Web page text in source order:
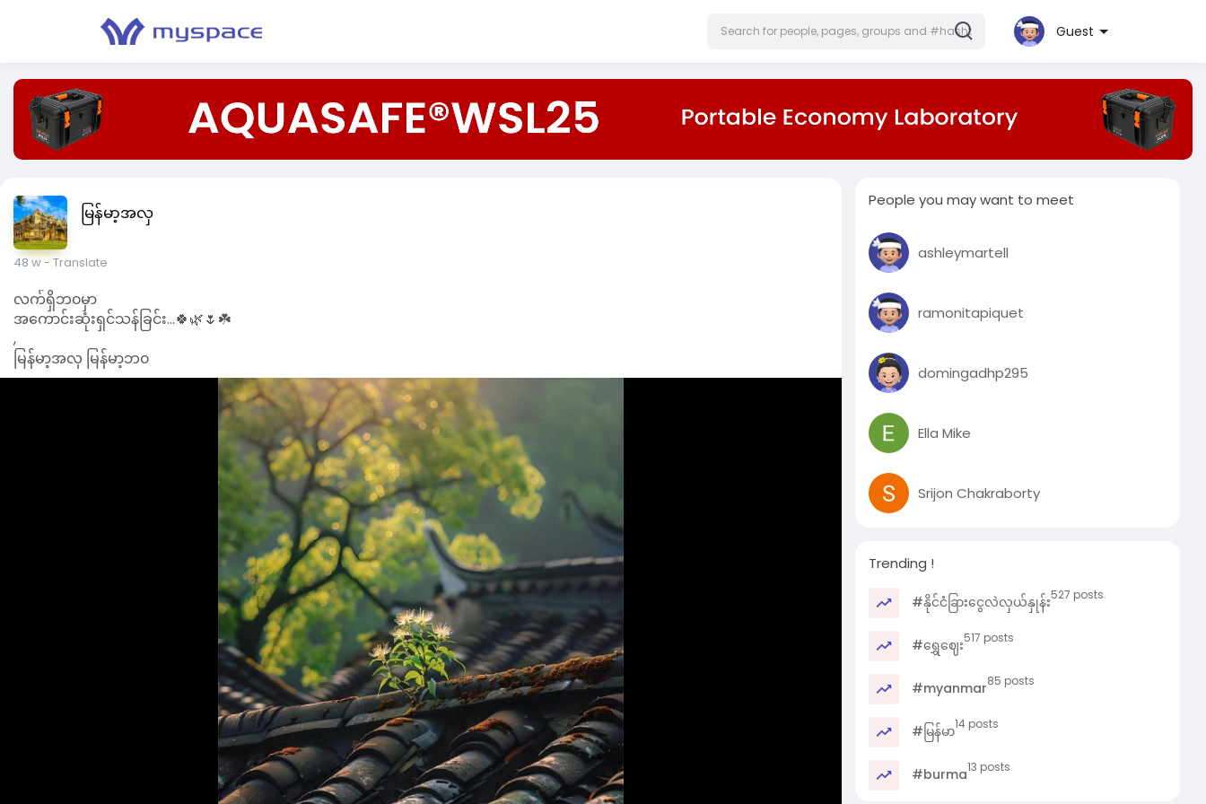
Guest
မြန်မာ့အလှ
48 w- Translate
လက်ရှိဘ၀မှာ
အကောင်းဆုံးရှင်သန်ခြင်း...🍀🌿🌷☘️
,
မြန်မာ့အလှ မြန်မာ့ဘ၀
People you may want to meet
ashleymartell
ramonitapiquet
domingadhp295
Ella Mike
Srijon Chakraborty
Trending !
#နိုင်ငံခြားငွေလဲလှယ်နှုန်း527 posts
#ရွှေဈေး517 posts
#myanmar85 posts
#မြန်မာ14 posts
#burma13 posts